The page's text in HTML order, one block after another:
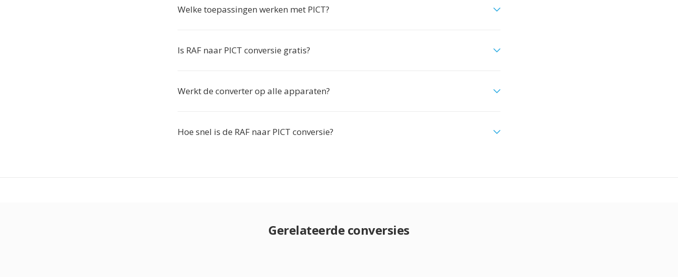
Welke toepassingen werken met PICT?
Is RAF naar PICT conversie gratis?
Werkt de converter op alle apparaten?
Hoe snel is de RAF naar PICT conversie?
Gerelateerde conversies